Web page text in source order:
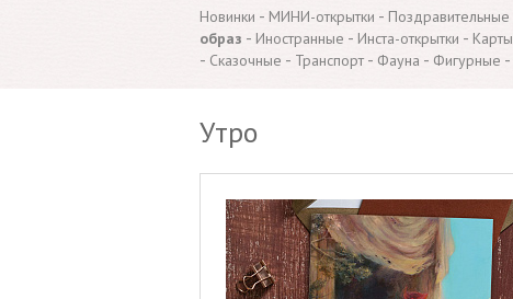
Новинки - МИНИ-открытки - Поздравительные
образ - Иностранные - Инста-открытки - Карты
- Сказочные - Транспорт - Фауна - Фигурные -
Утро